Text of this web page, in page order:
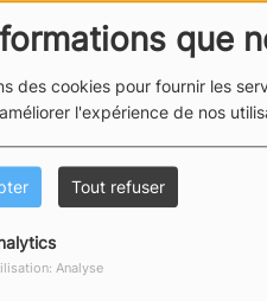
que
des cookies pour fournir les
l'expérience de nos
Tout refuser
Analyse
- SORTIES EN
LA VOILE -